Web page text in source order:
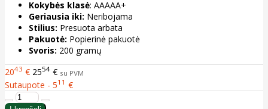
Kokybės klasė: AAAAA+
Geriausia iki: Neribojama
Stilius: Presuota arbata
Pakuotė: Popierinė pakuotė
Svoris: 200 gramų
2043 € 2554 € su PVM
Sutaupote - 511 €